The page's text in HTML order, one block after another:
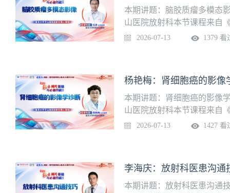
本期讲题：脑胶质瘤多模态
山医院放射科本节课程来自
进入学习页面
2026-07-13 1379 看
杨艳梅：肾细胞癌的影像
本期讲题：肾细胞癌的影像
山医院放射科本节课程来自
进入学习页面
2026-07-13 1427 看
李海庆：放射科医患沟通
本期讲题：放射科医患沟通